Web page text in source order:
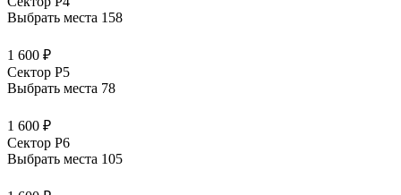
Выбрать места 158
1 600 ₽
Сектор P5
Выбрать места 78
1 600 ₽
Сектор P6
Выбрать места 105